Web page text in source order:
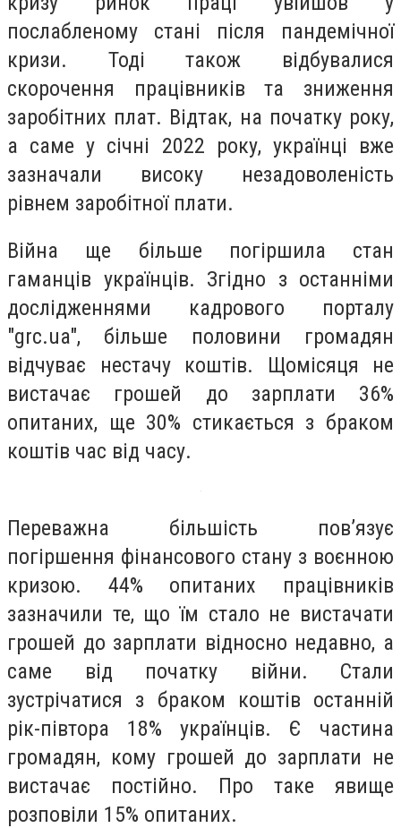
послабленому стані після пандемічної
кризи. Тоді також відбувалися
скорочення працівників та зниження
заробітних плат. Відтак, на початку року,
а саме у січні 2022 року, українці вже
зазначали високу незадоволеність
рівнем заробітної плати.
Війна ще більше погіршила стан
гаманців українців. Згідно з останніми
дослідженнями кадрового порталу
"grc.ua", більше половини громадян
відчуває нестачу коштів. Щомісяця не
вистачає грошей до зарплати 36%
опитаних, ще 30% стикається з браком
коштів час від часу.
Переважна більшість пов’язує
погіршення фінансового стану з воєнною
кризою. 44% опитаних працівників
зазначили те, що їм стало не вистачати
грошей до зарплати відносно недавно, а
саме від початку війни. Стали
зустрічатися з браком коштів останній
рік-півтора 18% українців. Є частина
громадян, кому грошей до зарплати не
вистачає постійно. Про таке явище
розповіли 15% опитаних.